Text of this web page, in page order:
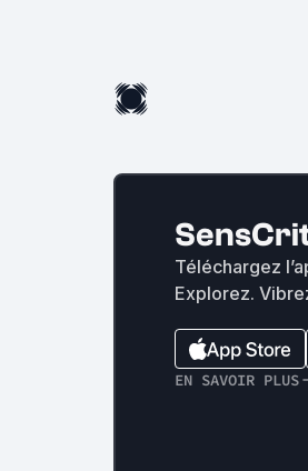
Téléchargez
Explorez.
EN SAVOIR PLUS